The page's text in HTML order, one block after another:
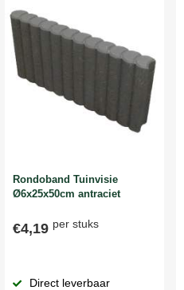
Rondoband Tuinvisie
Ø6x25x50cm antraciet
€4,19 per stuks
Direct leverbaar